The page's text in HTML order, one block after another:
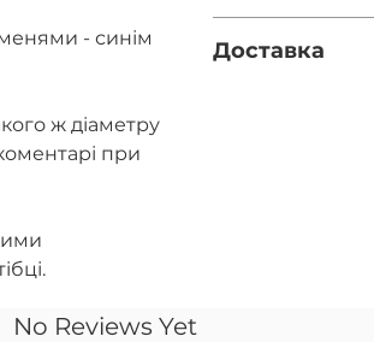
- синім
ж діаметру
при
Фурнітура -
за
Доставка
No Reviews Yet